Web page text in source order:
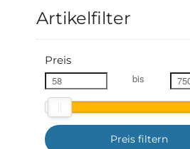
Artikelfilter
Preis
bis
Preis filtern